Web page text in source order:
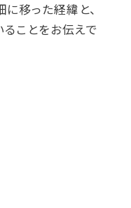
移った経緯と、
ことをお伝えで